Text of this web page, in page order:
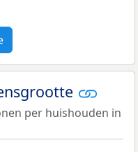
per huishouden in